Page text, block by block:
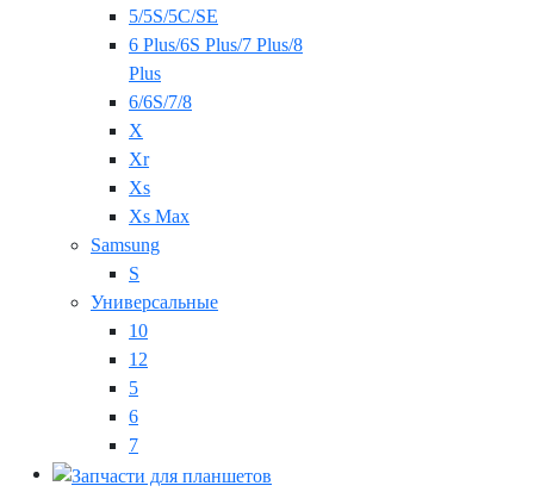
5/5S/5C/SE
6 Plus/6S Plus/7 Plus/8
Plus
6/6S/7/8
X
Xr
Xs
Xs Max
Samsung
S
Универсальные
10
12
5
6
7